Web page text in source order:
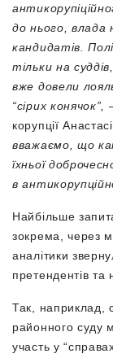
до нього, влада
кандидатів.
тільки на
вже довели
“сірих конячок”,
корупції
вважаємо, що
їхньої
в
Найбільше
зокрема, через
аналітики
претендентів та
Так, наприклад,
районного суду
участь у